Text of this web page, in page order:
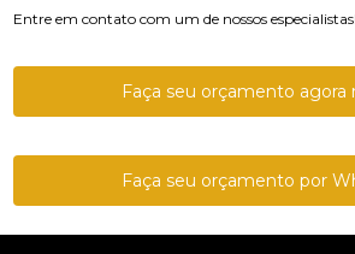
Entre em contato com um de nossos especialistas!
Faça seu orçamento agora
Faça seu orçamento por